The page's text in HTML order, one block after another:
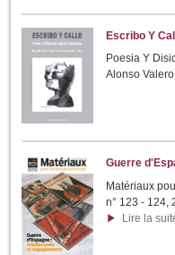
Escribo Y
Poesia Y
Alonso
Guerre
Matériaux
n° 123 - 124,
Lire la